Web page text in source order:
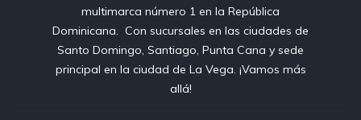
multimarca número 1 en la República
Dominicana⁣. ⁣ Con sucursales en las ciudades de
Santo Domingo, Santiago, Punta Cana y sede
principal en la ciudad de La Vega. ¡Vamos más
allá!